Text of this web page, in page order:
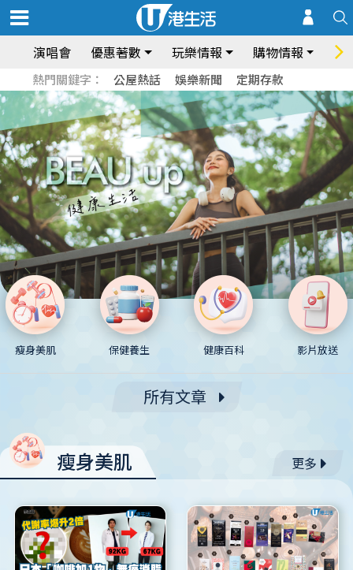
演唱會 優惠著數 玩樂情報 購物情報 飲
熱門關鍵字： 公屋熱話 娛樂新聞 定期存款
瘦身美肌 保健養生 健康百科 影片放送
所有文章
瘦身美肌 更多